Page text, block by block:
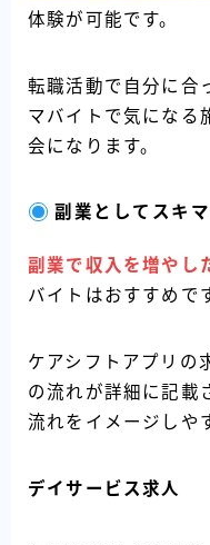
体験が可能です。
転職活動で自分に合
マバイトで気になる
会になります。
副業としてスキ
副業で収入を増やし
バイトはおすすめで
ケアシフトアプリの
の流れが詳細に記載
流れをイメージしや
デイサービス求人